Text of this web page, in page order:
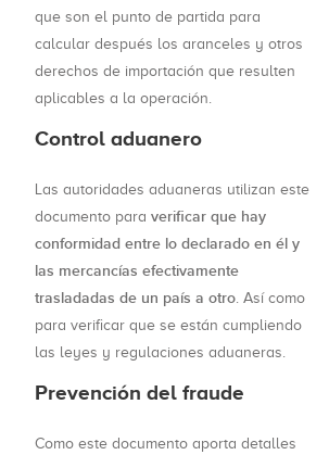
que son el punto de partida para
calcular después los aranceles y otros
derechos de importación que resulten
aplicables a la operación.
Control aduanero
Las autoridades aduaneras utilizan este
documento para verificar que hay
conformidad entre lo declarado en él y
las mercancías efectivamente
trasladadas de un país a otro . Así como
para verificar que se están cumpliendo
las leyes y regulaciones aduaneras.
Prevención del fraude
Como este documento aporta detalles